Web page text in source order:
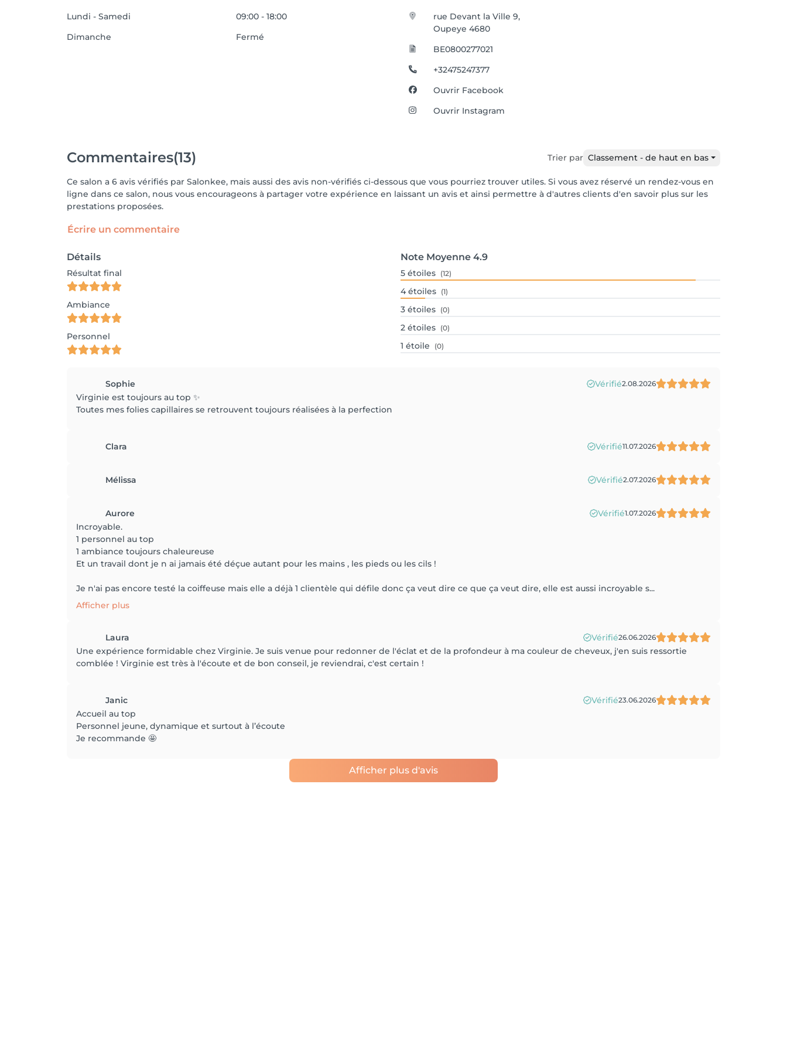
Lundi - Samedi
09:00 - 18:00
Dimanche
Fermé
rue Devant la Ville 9,
Oupeye 4680
BE0800277021
+32475247377
Ouvrir Facebook
Ouvrir Instagram
Commentaires(13) Trier par Classement - de haut en bas
Ce salon a 6 avis vérifiés par Salonkee, mais aussi des avis non-vérifiés ci-dessous que vous pourriez trouver utiles. Si vous avez réservé un rendez-vous en
ligne dans ce salon, nous vous encourageons à partager votre expérience en laissant un avis et ainsi permettre à d'autres clients d'en savoir plus sur les
prestations proposées.
Écrire un commentaire
Détails
Résultat final
Ambiance
Personnel
Note Moyenne 4.9
5 étoiles (12)
4 étoiles (1)
3 étoiles (0)
2 étoiles (0)
1 étoile (0)
Sophie Vérifié2.08.2026
Virginie est toujours au top ✨
Toutes mes folies capillaires se retrouvent toujours réalisées à la perfection
Clara Vérifié11.07.2026
Mélissa Vérifié2.07.2026
Aurore Vérifié1.07.2026
Incroyable.
1 personnel au top
1 ambiance toujours chaleureuse
Et un travail dont je n ai jamais été déçue autant pour les mains , les pieds ou les cils !
Je n'ai pas encore testé la coiffeuse mais elle a déjà 1 clientèle qui défile donc ça veut dire ce que ça veut dire, elle est aussi incroyable s...
Afficher plus
Laura Vérifié26.06.2026
Une expérience formidable chez Virginie. Je suis venue pour redonner de l'éclat et de la profondeur à ma couleur de cheveux, j'en suis ressortie
comblée ! Virginie est très à l'écoute et de bon conseil, je reviendrai, c'est certain !
Janic Vérifié23.06.2026
Accueil au top
Personnel jeune, dynamique et surtout à l’écoute
Je recommande 🤩
Afficher plus d'avis